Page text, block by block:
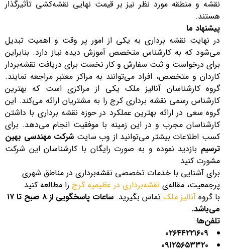
نقشه و منطقه مورد نظر نیز بر قیمت نهایی نقشه‌کشی تأثیرگذار
هستند.
پیشنهاد ما
در نهایت نقشه برداری به یکی از امور پر وقت و اهمیت تبدیل
می‌شود که به کارشناس متخصص آموزش دیده نیاز دارد. بنابراین
برای درخواست و ثبت سفارش و کار نخست برای دریافت نقشه‌بردار
کاردان و متخصص، افراد می‌توانند به مراکز معتبر مراجعه نمایند.
گروه کارشناسان آنالیز ملک یکی از مراکزی است که بهترین
کارشناس رسمی نقشه برداری کرج را به مشتریان ارائه می‌کند. این
گروه سعی در ارائه بهترین عملکرد در حوزه نقشه برداری با داشتن
کارشناسان مجرب و در این زمینه با موفقیت انجام می‌دهد. برای
کسب اطلاعات بیشتر می‌توانید از وب سایت شرکت مهندسی بهین
ترسیم بازدید نموده و به صورت رایگان با کارشناسان این شرکت
مشورت کنید.
برای آشنایی با خدمات تخصصی نقشه‌برداری در مناطق شهری
پرجمعیت، مقاله‌ی نقشه‌برداری در عظیمیه کرج را مطالعه کنید.
با گروه آنالیز ملک تماس بگیرید.
ساعات پاسخگویی از ۸ صبح تا ۱۷
می‌باشد.
تلفن‌ها:
۰۲۶۴۴۲۲۱۶۰۹
۰۹۱۲۵۶۵۳۳۲۰